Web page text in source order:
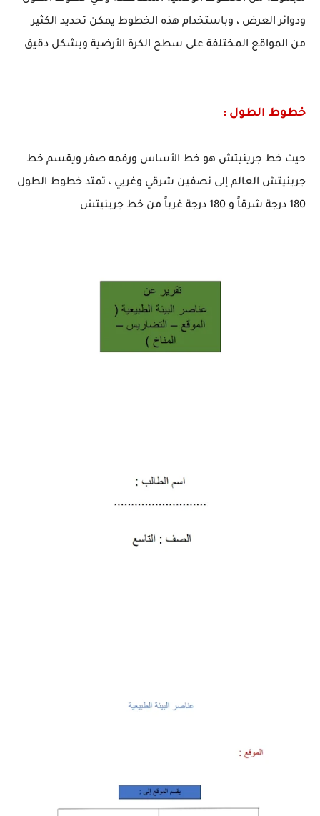
ودوائر العرض ، وباستخدام هذه الخطوط يمكن تحديد الكثير
من المواقع المختلفة على سطح الكرة الأرضية وبشكل دقيق
خطوط الطول :
حيث خط جرينيتش هو خط الأساس ورقمه صفر ويقسم خط
جرينيتش العالم إلى نصفين شرقي وغربي ، تمتد خطوط الطول
180 درجة شرقاً و 180 درجة غرباً من خط جرينيتش